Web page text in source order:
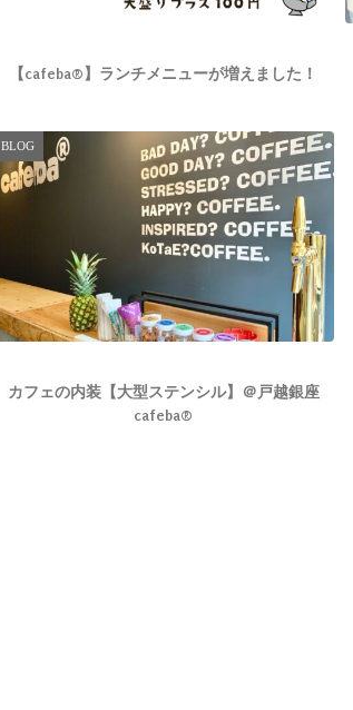
【cafeba®】ランチメニューが増えました！
BLOG
カフェの内装【大型ステンシル】＠戸越銀座
cafeba®️